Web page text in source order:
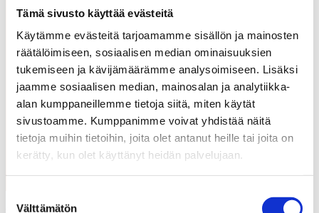
Tämä sivusto käyttää evästeitä
Käytämme evästeitä tarjoamamme sisällön ja mainosten
räätälöimiseen, sosiaalisen median ominaisuuksien
tukemiseen ja kävijämäärämme analysoimiseen. Lisäksi
jaamme sosiaalisen median, mainosalan ja analytiikka-
alan kumppaneillemme tietoja siitä, miten käytät
sivustoamme. Kumppanimme voivat yhdistää näitä
tietoja muihin tietoihin, joita olet antanut heille tai joita on
kerätty, kun olet käyttänyt heidän palvelujaan.
Välttämätön
Kaipaatko oivaltavia ja inspiroivia
lukuhetkiä?
Tilaa DigiPolemiikki suoraan sähköpostiisi ja kuulet
kehittävimmät kuntakuulumiset ensimmäisten joukossa!